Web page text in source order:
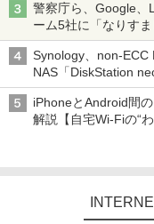
警察庁ら、Google、
ーム5社に「なりす
真や映像を使った投
Synology、non-ECC
NAS「DiskStation
ECCメモリへのアッ
iPhoneとAndroid間
解説【自宅Wi-Fiの“